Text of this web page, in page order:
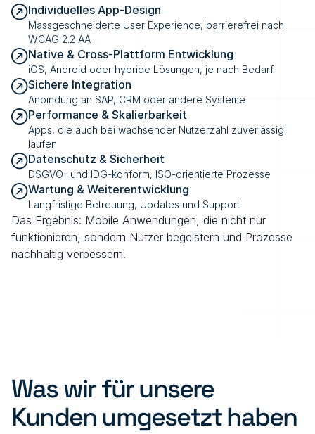
Individuelles App-Design
Massgeschneiderte User Experience, barrierefrei nach
WCAG 2.2 AA
Native & Cross-Plattform Entwicklung
iOS, Android oder hybride Lösungen, je nach Bedarf
Sichere Integration
Anbindung an SAP, CRM oder andere Systeme
Performance & Skalierbarkeit
Apps, die auch bei wachsender Nutzerzahl zuverlässig
laufen
Datenschutz & Sicherheit
DSGVO- und IDG-konform, ISO-orientierte Prozesse
Wartung & Weiterentwicklung
Langfristige Betreuung, Updates und Support
Das Ergebnis: Mobile Anwendungen, die nicht nur
funktionieren, sondern Nutzer begeistern und Prozesse
nachhaltig verbessern.
Was wir für unsere
Kunden umgesetzt haben